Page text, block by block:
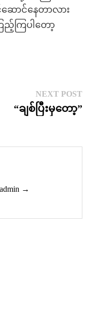
ောင်နေတာလား
ည့်ကြပါတော့
NEXT POST
“ချစ်ပြီးမှတော့”
→